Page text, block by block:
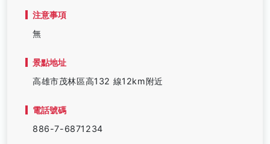
注意事項
無
景點地址
高雄市茂林區高132 線12km附近
電話號碼
886-7-6871234